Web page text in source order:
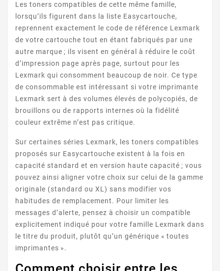
INTERPRET
INTUITION
Les toners compatibles de cette même famille,
lorsqu’ils figurent dans la liste Easycartouche,
reprennent exactement le code de référence Lexmark
de votre cartouche tout en étant fabriqués par une
autre marque ; ils visent en général à réduire le coût
d’impression page après page, surtout pour les
Lexmark qui consomment beaucoup de noir. Ce type
de consommable est intéressant si votre imprimante
Lexmark sert à des volumes élevés de polycopiés, de
brouillons ou de rapports internes où la fidélité
couleur extrême n’est pas critique.
Sur certaines séries Lexmark, les toners compatibles
proposés sur Easycartouche existent à la fois en
capacité standard et en version haute capacité ; vous
pouvez ainsi aligner votre choix sur celui de la gamme
originale (standard ou XL) sans modifier vos
habitudes de remplacement. Pour limiter les
messages d’alerte, pensez à choisir un compatible
explicitement indiqué pour votre famille Lexmark dans
le titre du produit, plutôt qu’un générique « toutes
imprimantes ».